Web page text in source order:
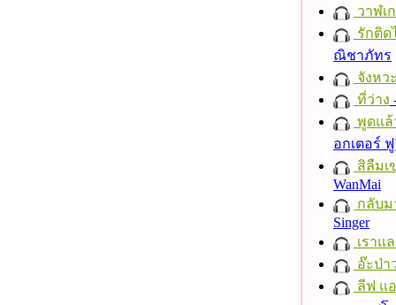
วาฬเ
รักติด
ณิชาภัทร
จังหว
ที่ว่าง
พูดแล้
อกเตอร์
สิลืมเ
WanMai
กลับม
Singer
เราแ
อ๊ะป่า
ลีฟ แอ